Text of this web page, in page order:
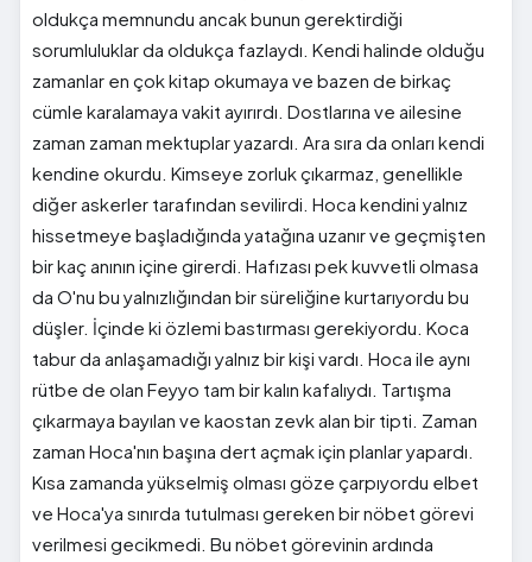
oldukça memnundu ancak bunun gerektirdiği
sorumluluklar da oldukça fazlaydı. Kendi halinde olduğu
zamanlar en çok kitap okumaya ve bazen de birkaç
cümle karalamaya vakit ayırırdı. Dostlarına ve ailesine
zaman zaman mektuplar yazardı. Ara sıra da onları kendi
kendine okurdu. Kimseye zorluk çıkarmaz, genellikle
diğer askerler tarafından sevilirdi. Hoca kendini yalnız
hissetmeye başladığında yatağına uzanır ve geçmişten
bir kaç anının içine girerdi. Hafızası pek kuvvetli olmasa
da O'nu bu yalnızlığından bir süreliğine kurtarıyordu bu
düşler. İçinde ki özlemi bastırması gerekiyordu. Koca
tabur da anlaşamadığı yalnız bir kişi vardı. Hoca ile aynı
rütbe de olan Feyyo tam bir kalın kafalıydı. Tartışma
çıkarmaya bayılan ve kaostan zevk alan bir tipti. Zaman
zaman Hoca'nın başına dert açmak için planlar yapardı.
Kısa zamanda yükselmiş olması göze çarpıyordu elbet
ve Hoca'ya sınırda tutulması gereken bir nöbet görevi
verilmesi gecikmedi. Bu nöbet görevinin ardında